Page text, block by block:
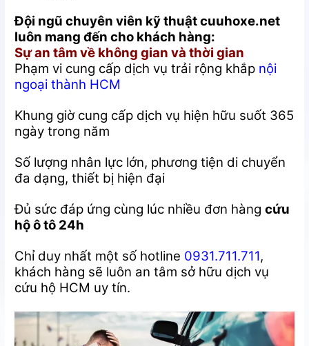
Đội ngũ chuyên viên kỹ thuật cuuhoxe.net
luôn mang đến cho khách hàng:
Sự an tâm về không gian và thời gian
Phạm vi cung cấp dịch vụ trải rộng khắp nội
ngoại thành HCM
Khung giờ cung cấp dịch vụ hiện hữu suốt 365
ngày trong năm
Số lượng nhân lực lớn, phương tiện di chuyển
đa dạng, thiết bị hiện đại
Đủ sức đáp ứng cùng lúc nhiều đơn hàngcứu
hộ ô tô 24h
Chỉ duy nhất một số hotline 0931.711.711,
khách hàng sẽ luôn an tâm sở hữu dịch vụ
cứu hộ HCM uy tín.